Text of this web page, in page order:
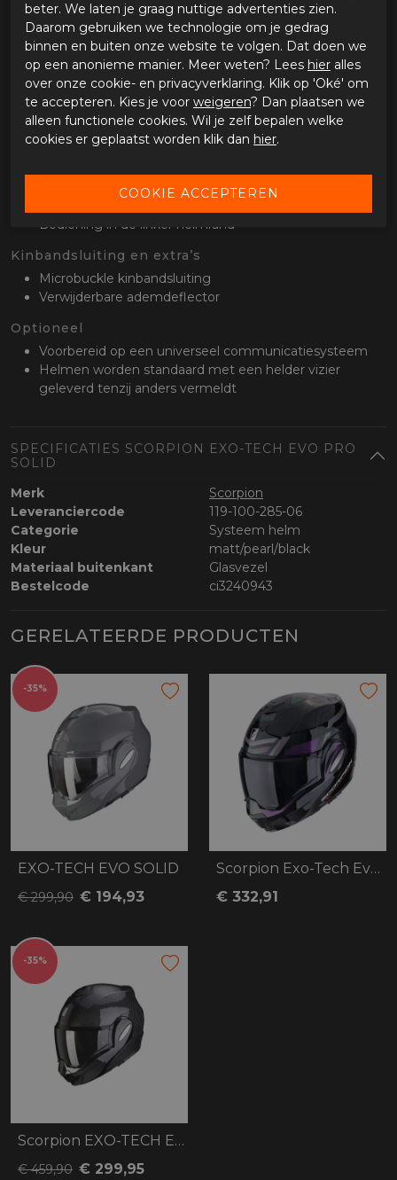
Binnenvoering
Uitneembare en wasbare binnenvoering
Kwikwick3 antibacterieel en sneldrogend materiaal
Kwikfit geschikt voor brildragers
Vizieren
Standaard helder Pinlock voorbereid vizier
Getint vizier inbegrepen
Geïntegreerd UV400 zonnevizier
Bediening in de linker helmrand
Kinbandsluiting en extra’s
Microbuckle kinbandsluiting
Verwijderbare ademdeflector
Optioneel
Voorbereid op een universeel communicatiesysteem
Helmen worden standaard met een helder vizier
geleverd tenzij anders vermeldt
SPECIFICATIES SCORPION EXO-TECH EVO PRO
SOLID
Merk
Scorpion
Leveranciercode
119-100-285-06
Categorie
Systeem helm
Kleur
matt/pearl/black
Materiaal buitenkant
Glasvezel
Bestelcode
ci3240943
GERELATEERDE PRODUCTEN
-35%
EXO-TECH EVO SOLID
€ 299,90 € 194,93
Scorpion Exo-Tech Evo Conquer
€ 332,91
-35%
Scorpion EXO-TECH Evo Carbon
€ 459,90 € 299,95
beter. We laten je graag nuttige advertenties zien.
Daarom gebruiken we technologie om je gedrag
binnen en buiten onze website te volgen. Dat doen we
op een anonieme manier. Meer weten? Lees hier alles
over onze cookie- en privacyverklaring. Klik op 'Oké' om
te accepteren. Kies je voor weigeren? Dan plaatsen we
alleen functionele cookies. Wil je zelf bepalen welke
cookies er geplaatst worden klik dan hier.